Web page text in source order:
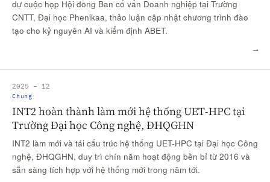
dự cuộc họp Hội đồng Ban cố vấn Doanh nghiệp tại Trường
CNTT, Đại học Phenikaa, thảo luận cập nhật chương trình đào
tạo cho kỷ nguyên AI và kiểm định ABET.
→
2025 – 12
Chung
INT2 hoàn thành làm mới hệ thống UET-HPC tại
Trường Đại học Công nghệ, ĐHQGHN
INT2 làm mới và tái cấu trúc hệ thống UET-HPC tại Đại học Công
nghệ, ĐHQGHN, duy trì chín năm hoạt động bền bỉ từ 2016 và
sẵn sàng tích hợp với hệ thống mới trong năm tới.